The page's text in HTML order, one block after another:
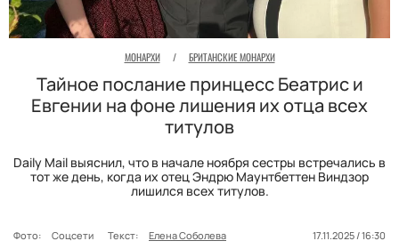
МОНАРХИ / БРИТАНСКИЕ МОНАРХИ
Тайное послание принцесс Беатрис и
Евгении на фоне лишения их отца всех
титулов
Daily Mail выяснил, что в начале ноября сестры встречались в
тот же день, когда их отец Эндрю Маунтбеттен Виндзор
лишился всех титулов.
Фото: Соцсети Текст: Елена Соболева
17.11.2025 / 16:30